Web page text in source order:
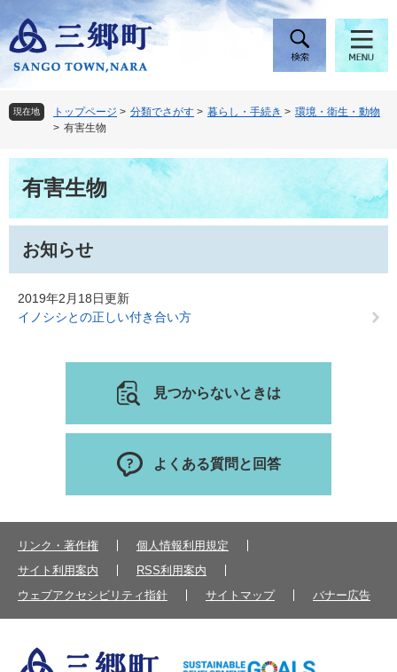
ー
ジ
頭
で
。
ニ
ュ
飛
ば
て
現在地 トップページ > 分類でさがす > 暮らし・手続き > 環境・衛生・動物
> 有害生物
本
文有害生物
お知らせ
2019年2月18日更新
イノシシとの正しい付き合い方
見つからないときは
よくある質問と回答
リンク・著作権
個人情報利用規定
サイト利用案内
RSS利用案内
ウェブアクセシビリティ指針
サイトマップ バナー広告